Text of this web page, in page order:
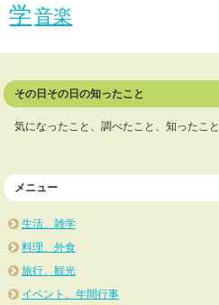
学音楽
その日その日の知ったこと
気になったこと、調べたこと、知ったこ
メニュー
生活、雑学
料理、外食
旅行、観光
イベント、年間行事